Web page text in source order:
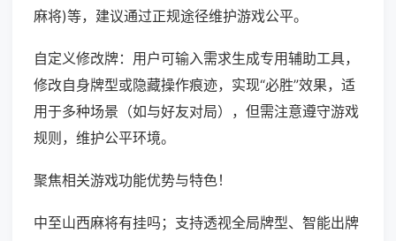
麻将)等，建议通过正规途径维护游戏公平。
自定义修改牌：用户可输入需求生成专用辅助工具，
修改自身牌型或隐藏操作痕迹，实现“必胜”效果，适
用于多种场景（如与好友对局），但需注意遵守游戏
规则，维护公平环境。
聚焦相关游戏功能优势与特色！
中至山西麻将有挂吗；支持透视全局牌型、智能出牌